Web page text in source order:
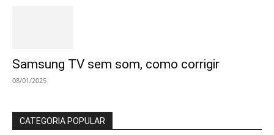
Samsung TV sem som, como corrigir
08/01/2025
CATEGORIA POPULAR